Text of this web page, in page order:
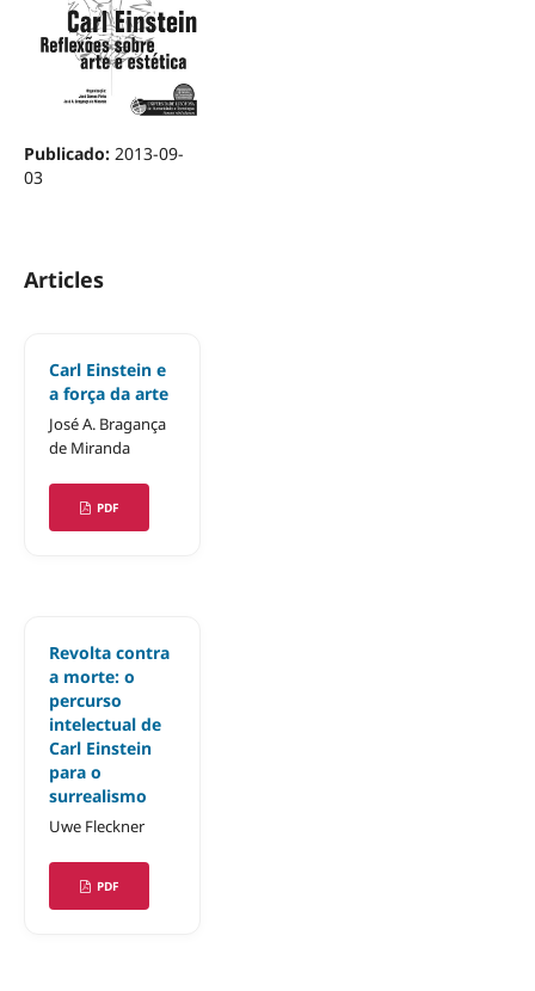
Publicado: 2013-09-
03
Articles
Carl Einstein e
a força da arte
José A. Bragança
de Miranda
PDF
Revolta contra
a morte: o
percurso
intelectual de
Carl Einstein
para o
surrealismo
Uwe Fleckner
PDF